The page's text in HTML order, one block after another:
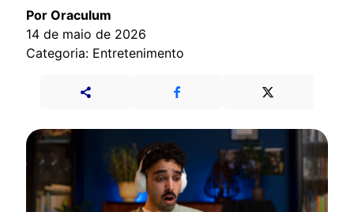
Por Oraculum
14 de maio de 2026
Categoria: Entretenimento